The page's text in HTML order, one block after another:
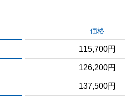
価格
115,700円
126,200円
137,500円